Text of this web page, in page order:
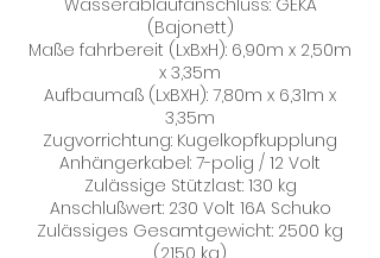
Wasserablaufanschluss: GEKA
(Bajonett)
Maße fahrbereit (LxBxH): 6,90m x 2,50m
x 3,35m
Aufbaumaß (LxBXH): 7,80m x 6,31m x
3,35m
Zugvorrichtung: Kugelkopfkupplung
Anhängerkabel: 7-polig / 12 Volt
Zulässige Stützlast: 130 kg
Anschlußwert: 230 Volt 16A Schuko
Zulässiges Gesamtgewicht: 2500 kg
(2150 kg)